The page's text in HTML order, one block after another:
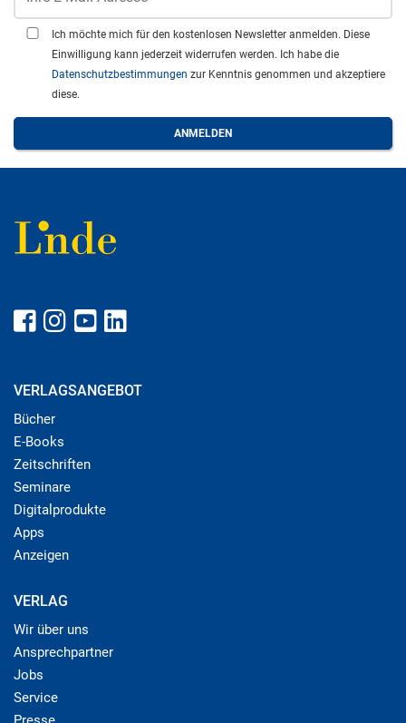
Ich möchte mich für den kostenlosen Newsletter anmelden. Diese
Einwilligung kann jederzeit widerrufen werden. Ich habe die
Datenschutzbestimmungen zur Kenntnis genommen und akzeptiere
diese.
VERLAGSANGEBOT
Bücher
E-Books
Zeitschriften
Seminare
Digitalprodukte
Apps
Anzeigen
VERLAG
Wir über uns
Ansprechpartner
Jobs
Service